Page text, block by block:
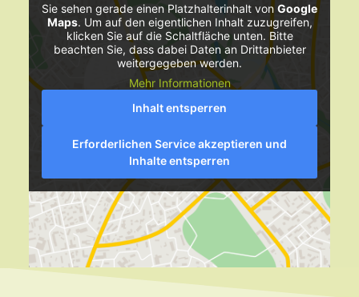
Sie sehen gerade einen Platzhalterinhalt von Google
Maps. Um auf den eigentlichen Inhalt zuzugreifen,
klicken Sie auf die Schaltfläche unten. Bitte
beachten Sie, dass dabei Daten an Drittanbieter
weitergegeben werden.
Mehr Informationen
Inhalt entsperren
Erforderlichen Service akzeptieren und
Inhalte entsperren